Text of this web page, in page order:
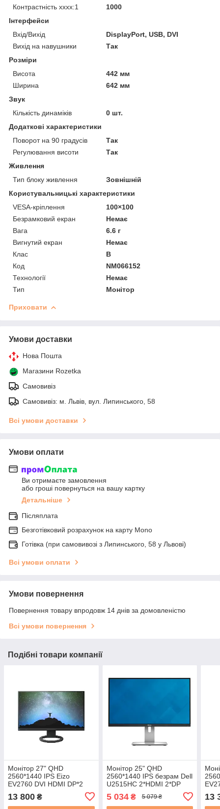
Контрастність хххх:1
1000
Інтерфейси
Вхід/Вихід
DisplayPort, USB, DVI
Вихід на навушники
Так
Розміри
Висота
442 мм
Ширина
642 мм
Звук
Кількість динаміків
0 шт.
Додаткові характеристики
Поворот на 90 градусів
Так
Регулювання висоти
Так
Живлення
Тип блоку живлення
Зовнішній
Користувальницькі характеристики
VESA-кріплення
100×100
Безрамковий екран
Немає
Вага
6.6 г
Вигнутий екран
Немає
Клас
B
Код
NM066152
Технології
Немає
Тип
Монітор
Приховати
Умови доставки
Нова Пошта
Магазини Rozetka
Самовивіз
Самовивіз: м. Львів, вул. Липинського, 58
Всі умови доставки
Умови оплати
Ви отримаєте замовлення
або гроші повернуться на вашу картку
Детальніше
Післяплата
Безготівковий розрахунок на карту Mono
Готівка (при самовивозі з Липинського, 58 у Львові)
Всі умови оплати
Умови повернення
Повернення товару впродовж 14 днів за домовленістю
Всі умови повернення
Подібні товари компанії
Монітор 27" QHD
2560*1440 IPS Eizo
EV2760 DVI HDMI DP*2
13 800 ₴
Монітор 25" QHD
2560*1440 IPS безрам Dell
U2515HC 2*HDMI 2*DP
USB3*4 Pivot чорний бу A-
5 034₴ 5 079 ₴
бу
13